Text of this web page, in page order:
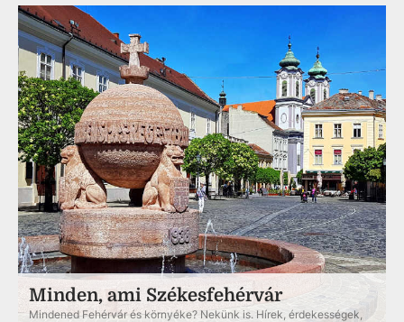
Minden, ami Székesfehérvár
Mindened Fehérvár és környéke? Nekünk is. Hírek, érdekességek,